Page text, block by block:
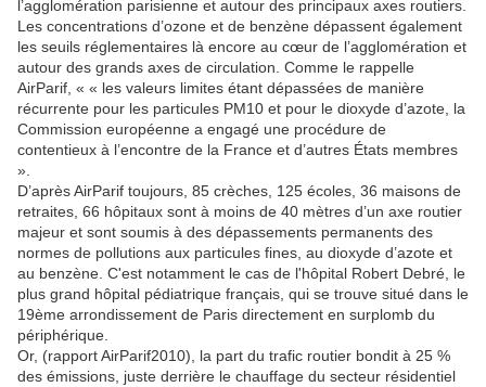
l’agglomération parisienne et autour des principaux axes routiers.
Les concentrations d’ozone et de benzène dépassent également
les seuils réglementaires là encore au cœur de l’agglomération et
autour des grands axes de circulation. Comme le rappelle
AirParif, « « les valeurs limites étant dépassées de manière
récurrente pour les particules PM10 et pour le dioxyde d’azote, la
Commission européenne a engagé une procédure de
contentieux à l’encontre de la France et d’autres États membres
».
D’après AirParif toujours, 85 crèches, 125 écoles, 36 maisons de
retraites, 66 hôpitaux sont à moins de 40 mètres d’un axe routier
majeur et sont soumis à des dépassements permanents des
normes de pollutions aux particules fines, au dioxyde d’azote et
au benzène. C'est notamment le cas de l'hôpital Robert Debré, le
plus grand hôpital pédiatrique français, qui se trouve situé dans le
19ème arrondissement de Paris directement en surplomb du
périphérique.
Or, (rapport AirParif2010), la part du trafic routier bondit à 25 %
des émissions, juste derrière le chauffage du secteur résidentiel